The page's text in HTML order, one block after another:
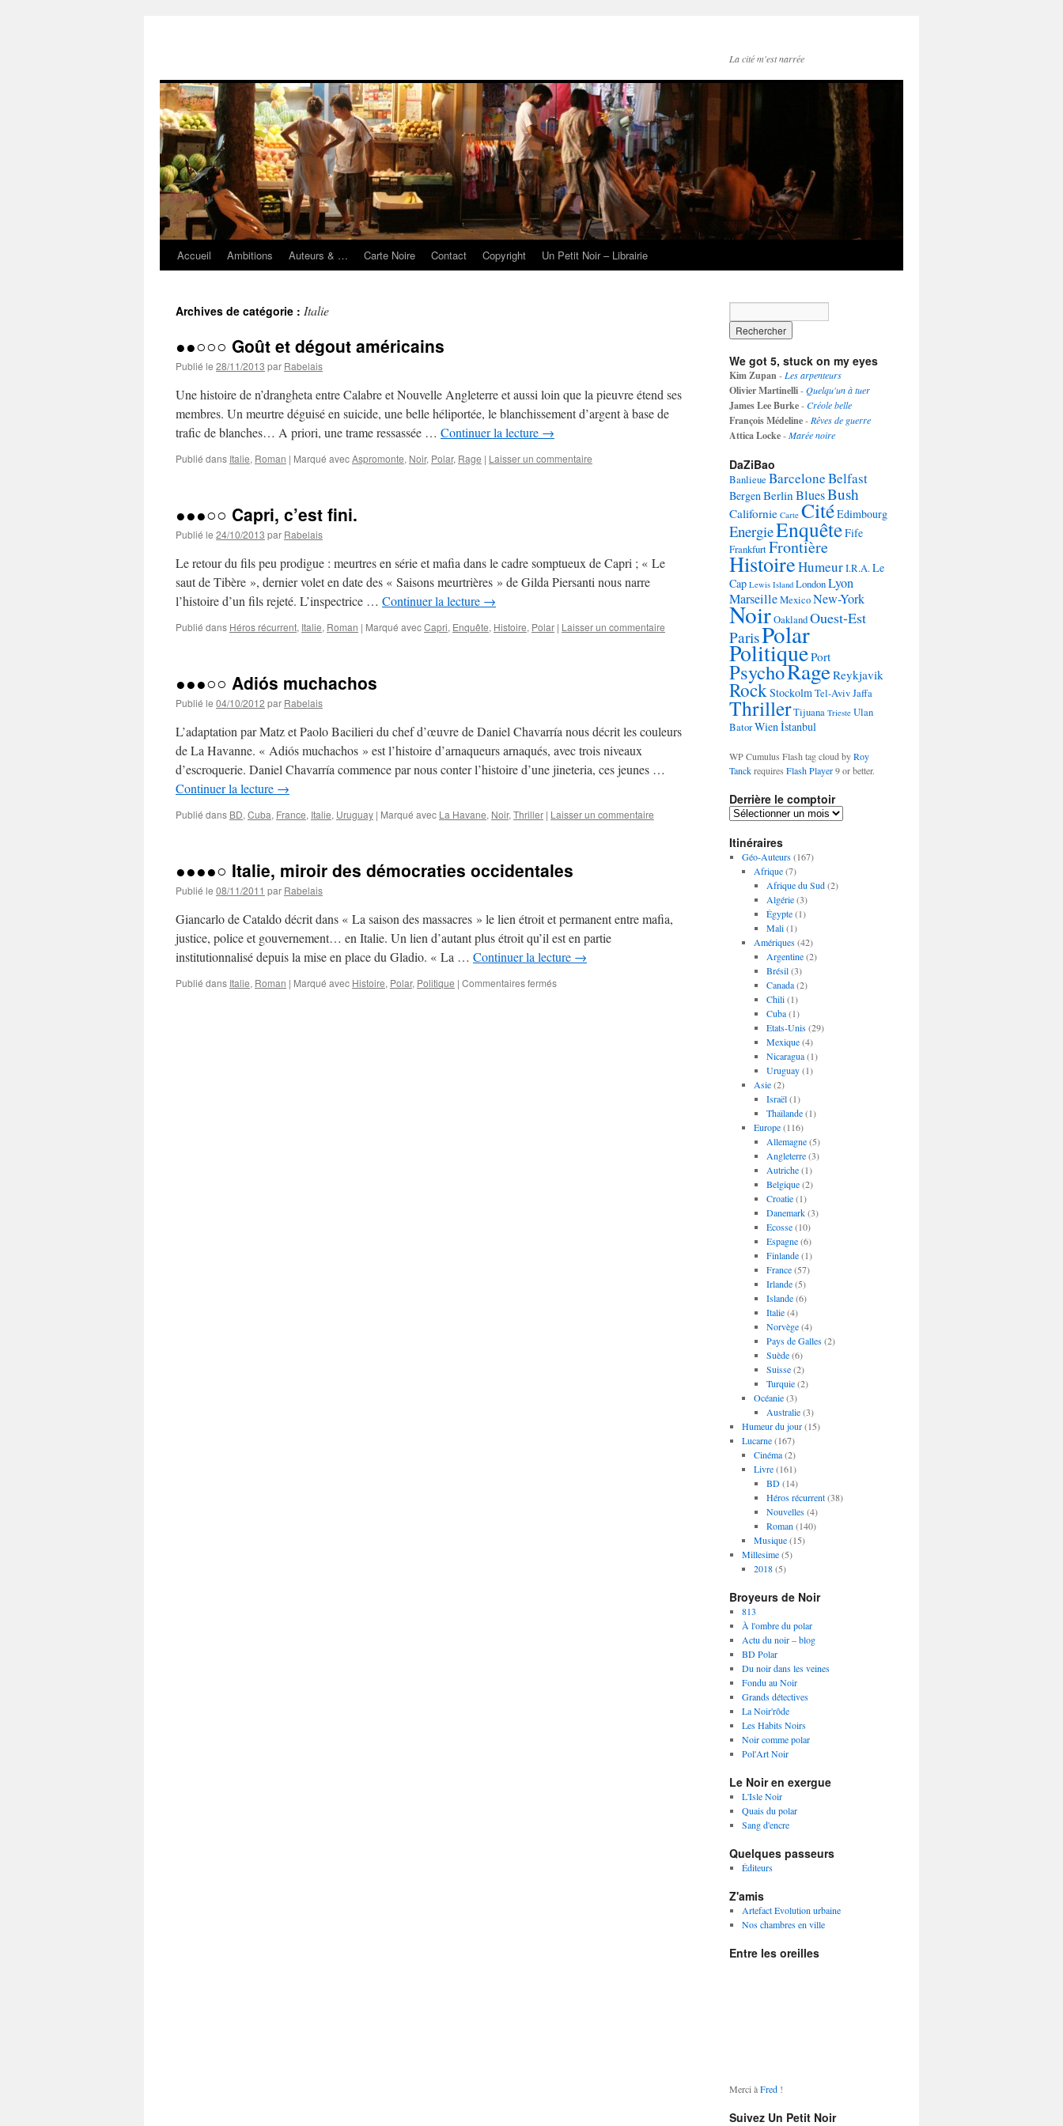
La cité m'est narrée
Aller
contenu
Accueil Ambitions Auteurs & … Carte Noire Contact Copyright Un Petit Noir – Librairie
Archives de catégorie : Italie
●●○○○ Goût et dégout américains
Publié le 28/11/2013 par Rabelais
Une histoire de n’drangheta entre Calabre et Nouvelle Angleterre et aussi loin que la pieuvre étend ses
membres. Un meurtre déguisé en suicide, une belle héliportée, le blanchissement d’argent à base de
trafic de blanches… A priori, une trame ressassée … Continuer la lecture →
Publié dans Italie, Roman | Marqué avecAspromonte, Noir, Polar, Rage | Laisser un commentaire
●●●○○ Capri, c’est fini.
Publié le 24/10/2013 par Rabelais
Le retour du fils peu prodigue : meurtres en série et mafia dans le cadre somptueux de Capri ; « Le
saut de Tibère », dernier volet en date des « Saisons meurtrières » de Gilda Piersanti nous narre
l’histoire d’un fils rejeté. L’inspectrice … Continuer la lecture →
Publié dans Héros récurrent, Italie, Roman | Marqué avecCapri, Enquête, Histoire, Polar | Laisser un commentaire
●●●○○ Adiós muchachos
Publié le 04/10/2012 par Rabelais
L’adaptation par Matz et Paolo Bacilieri du chef d’œuvre de Daniel Chavarría nous décrit les couleurs
de La Havanne. « Adiós muchachos » est l’histoire d’arnaqueurs arnaqués, avec trois niveaux
d’escroquerie. Daniel Chavarría commence par nous conter l’histoire d’une jineteria, ces jeunes …
Continuer la lecture →
Publié dans BD, Cuba, France, Italie, Uruguay | Marqué avec La Havane, Noir, Thriller | Laisser un commentaire
●●●●○ Italie, miroir des démocraties occidentales
Publié le 08/11/2011 par Rabelais
Giancarlo de Cataldo décrit dans « La saison des massacres » le lien étroit et permanent entre mafia,
justice, police et gouvernement… en Italie. Un lien d’autant plus étroit qu’il est en partie
institutionnalisé depuis la mise en place du Gladio. « La … Continuer la lecture →
Publié dans Italie, Roman | Marqué avec Histoire, Polar, Politique | Commentaires fermés
We got 5, stuck on my eyes
Kim Zupan- Les arpenteurs
Olivier Martinelli-Quelqu'un à tuer
James Lee Burke-Créole belle
François Médeline- Rêves de guerre
Attica Locke-Marée noire
DaZiBao
Banlieue BarceloneBelfast
BergenBerlinBluesBush
Californie Carte CitéEdimbourg
EnergieEnquêteFife
FrankfurtFrontière
HistoireHumeurI.R.A.Le
Cap Lewis Island LondonLyon
MarseilleMexicoNew-York
NoirOaklandOuest-Est
ParisPolar
PolitiquePort
PsychoRageReykjavik
RockStockolmTel-Aviv Jaffa
ThrillerTijuana Trieste Ulan
BatorWienİstanbul
WP Cumulus Flash tag cloud byRoy
Tanckrequires Flash Player9 or better.
Derrière le comptoir
D
r
r
Itinéraires
Géo-Auteurs(167)
Afrique(7)
Afrique du Sud(2)
Algérie(3)
Égypte(1)
Mali(1)
Amériques(42)
Argentine(2)
Brésil(3)
Canada(2)
Chili(1)
Cuba(1)
Etats-Unis(29)
Mexique(4)
Nicaragua(1)
Uruguay(1)
Asie(2)
Israël(1)
Thaïlande(1)
Europe(116)
Allemagne(5)
Angleterre(3)
Autriche(1)
Belgique(2)
Croatie(1)
Danemark(3)
Ecosse(10)
Espagne(6)
Finlande(1)
France(57)
Irlande(5)
Islande(6)
Italie(4)
Norvège(4)
Pays de Galles(2)
Suède(6)
Suisse(2)
Turquie(2)
Océanie(3)
Australie(3)
Humeur du jour(15)
Lucarne(167)
Cinéma(2)
Livre(161)
BD(14)
Héros récurrent(38)
Nouvelles(4)
Roman (140)
Musique(15)
Millesime(5)
2018(5)
Broyeurs de Noir
813
À l'ombre du polar
Actu du noir – blog
BD Polar
Du noir dans les veines
Fondu au Noir
Grands détectives
La Noir'rôde
Les Habits Noirs
Noir comme polar
Pol'Art Noir
Le Noir en exergue
L'Isle Noir
Quais du polar
Sang d'encre
Quelques passeurs
Éditeurs
Z'amis
Artefact Evolution urbaine
Nos chambres en ville
Entre les oreilles
Merci àFred !
Suivez Un Petit Noir